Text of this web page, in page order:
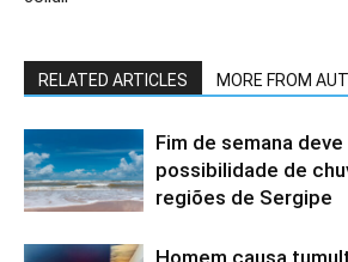
RELATED ARTICLES MORE FROM
Fim de semana
possibilidade de
regiões de Sergipe